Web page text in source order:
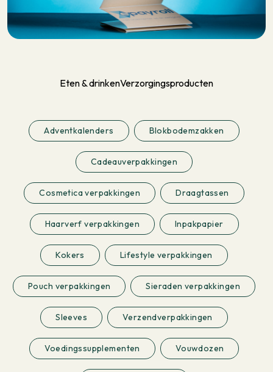
Eten & drinkenVerzorgingsproducten
Adventkalenders Blokbodemzakken
Cadeauverpakkingen
Cosmetica verpakkingen Draagtassen
Haarverf verpakkingen Inpakpapier
Kokers Lifestyle verpakkingen
Pouch verpakkingen Sieraden verpakkingen
Sleeves Verzendverpakkingen
Voedingssupplementen Vouwdozen